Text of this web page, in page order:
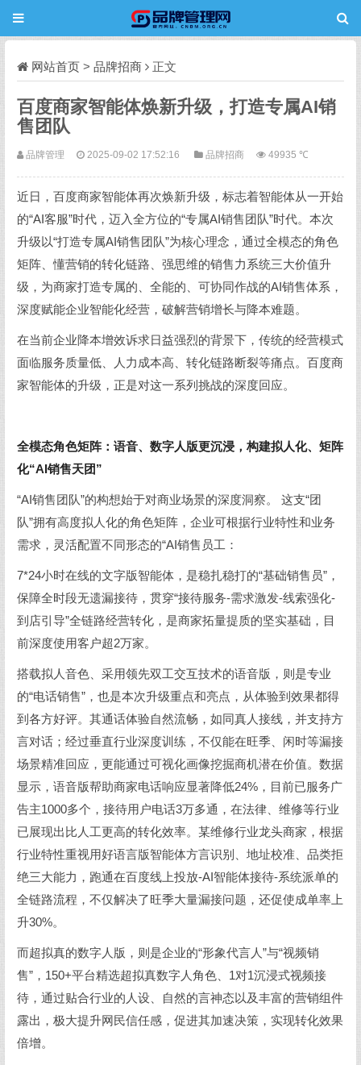
网站首页 > 品牌招商 正文
百度商家智能体焕新升级，打造专属AI销
售团队
品牌管理 2025-09-02 17:52:16 品牌招商 49935 ℃
近日，百度商家智能体再次焕新升级，标志着智能体从一开始
的“AI客服”时代，迈入全方位的“专属AI销售团队”时代。本次
升级以“打造专属AI销售团队”为核心理念，通过全模态的角色
矩阵、懂营销的转化链路、强思维的销售力系统三大价值升
级，为商家打造专属的、全能的、可协同作战的AI销售体系，
深度赋能企业智能化经营，破解营销增长与降本难题。
在当前企业降本增效诉求日益强烈的背景下，传统的经营模式
面临服务质量低、人力成本高、转化链路断裂等痛点。百度商
家智能体的升级，正是对这一系列挑战的深度回应。
全模态角色矩阵：语音、数字人版更沉浸，构建拟人化、矩阵
化“AI销售天团”
“AI销售团队”的构想始于对商业场景的深度洞察。 这支“团
队”拥有高度拟人化的角色矩阵，企业可根据行业特性和业务
需求，灵活配置不同形态的“AI销售员工：
7*24小时在线的文字版智能体，是稳扎稳打的“基础销售员”，
保障全时段无遗漏接待，贯穿“接待服务-需求激发-线索强化-
到店引导”全链路经营转化，是商家拓量提质的坚实基础，目
前深度使用客户超2万家。
搭载拟人音色、采用领先双工交互技术的语音版，则是专业
的“电话销售”，也是本次升级重点和亮点，从体验到效果都得
到各方好评。其通话体验自然流畅，如同真人接线，并支持方
言对话；经过垂直行业深度训练，不仅能在旺季、闲时等漏接
场景精准回应，更能通过可视化画像挖掘商机潜在价值。数据
显示，语音版帮助商家电话响应显著降低24%，目前已服务广
告主1000多个，接待用户电话3万多通，在法律、维修等行业
已展现出比人工更高的转化效率。某维修行业龙头商家，根据
行业特性重视用好语言版智能体方言识别、地址校准、品类拒
绝三大能力，跑通在百度线上投放-AI智能体接待-系统派单的
全链路流程，不仅解决了旺季大量漏接问题，还促使成单率上
升30%。
而超拟真的数字人版，则是企业的“形象代言人”与“视频销
售”，150+平台精选超拟真数字人角色、1对1沉浸式视频接
待，通过贴合行业的人设、自然的言神态以及丰富的营销组件
露出，极大提升网民信任感，促进其加速决策，实现转化效果
倍增。